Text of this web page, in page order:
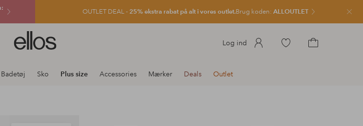
OUTLET DEAL - 25% ekstra rabat på alt i vores outlet.Brug koden: ALLOUTLET Luk
Ellos
logo
gå
Log ind
Gå
Badetøj Sko Plus size Accessories Mærker Deals Outlet